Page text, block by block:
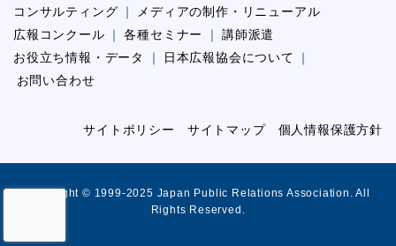
コンサルティング
メディアの制作・リニューアル
広報コンクール
各種セミナー
講師派遣
お役立ち情報・データ
日本広報協会について
お問い合わせ
サイトポリシー サイトマップ 個人情報保護方針
Copyright © 1999-2025 Japan Public Relations Association. All
Rights Reserved.